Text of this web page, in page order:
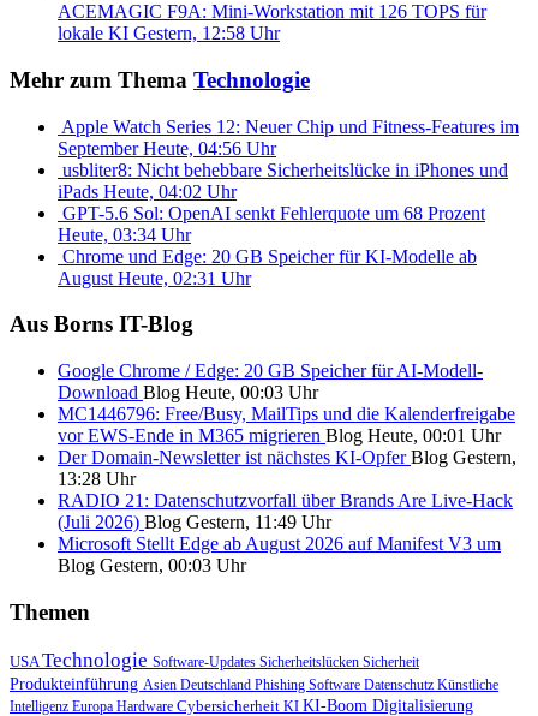
ACEMAGIC F9A: Mini-Workstation mit 126 TOPS für
lokale KI Gestern, 12:58 Uhr
Mehr zum Thema Technologie
Apple Watch Series 12: Neuer Chip und Fitness-Features im
September Heute, 04:56 Uhr
usbliter8: Nicht behebbare Sicherheitslücke in iPhones und
iPads Heute, 04:02 Uhr
GPT-5.6 Sol: OpenAI senkt Fehlerquote um 68 Prozent
Heute, 03:34 Uhr
Chrome und Edge: 20 GB Speicher für KI-Modelle ab
August Heute, 02:31 Uhr
Aus Borns IT-Blog
Google Chrome / Edge: 20 GB Speicher für AI-Modell-
Download Blog Heute, 00:03 Uhr
MC1446796: Free/Busy, MailTips und die Kalenderfreigabe
vor EWS-Ende in M365 migrieren Blog Heute, 00:01 Uhr
Der Domain-Newsletter ist nächstes KI-OpferBlog Gestern,
13:28 Uhr
RADIO 21: Datenschutzvorfall über Brands Are Live-Hack
(Juli 2026) Blog Gestern, 11:49 Uhr
Microsoft Stellt Edge ab August 2026 auf Manifest V3 um
Blog Gestern, 00:03 Uhr
Themen
USA Technologie Software-Updates Sicherheitslücken Sicherheit
Produkteinführung Asien Deutschland Phishing Software Datenschutz Künstliche
Intelligenz Europa Hardware Cybersicherheit KI KI-Boom Digitalisierung